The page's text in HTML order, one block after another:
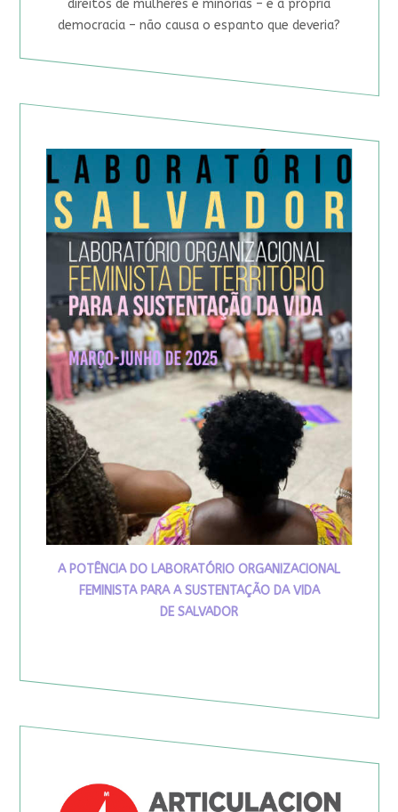
direitos de mulheres e minorias – e à própria
democracia – não causa o espanto que deveria?
A POTÊNCIA DO LABORATÓRIO ORGANIZACIONAL
FEMINISTA PARA A SUSTENTAÇÃO DA VIDA
DE SALVADOR